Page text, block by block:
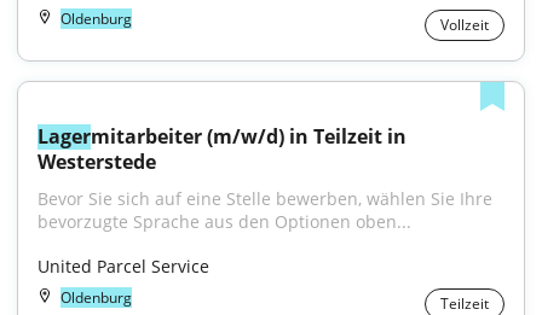
Oldenburg Vollzeit
Lagermitarbeiter (m/w/d) in Teilzeit in
Westerstede
Bevor Sie sich auf eine Stelle bewerben, wählen Sie Ihre
bevorzugte Sprache aus den Optionen oben...
United Parcel Service
Oldenburg Teilzeit